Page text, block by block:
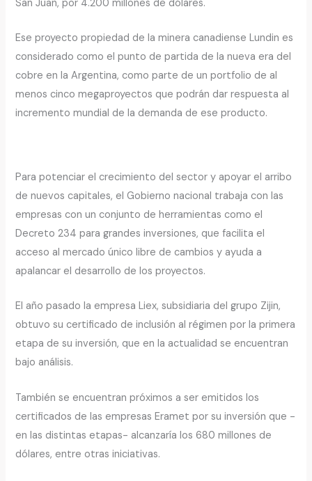
San Juan, por 4.200 millones de dólares.
Ese proyecto propiedad de la minera canadiense Lundin es
considerado como el punto de partida de la nueva era del
cobre en la Argentina, como parte de un portfolio de al
menos cinco megaproyectos que podrán dar respuesta al
incremento mundial de la demanda de ese producto.
Para potenciar el crecimiento del sector y apoyar el arribo
de nuevos capitales, el Gobierno nacional trabaja con las
empresas con un conjunto de herramientas como el
Decreto 234 para grandes inversiones, que facilita el
acceso al mercado único libre de cambios y ayuda a
apalancar el desarrollo de los proyectos.
El año pasado la empresa Liex, subsidiaria del grupo Zijin,
obtuvo su certificado de inclusión al régimen por la primera
etapa de su inversión, que en la actualidad se encuentran
bajo análisis.
También se encuentran próximos a ser emitidos los
certificados de las empresas Eramet por su inversión que -
en las distintas etapas- alcanzaría los 680 millones de
dólares, entre otras iniciativas.